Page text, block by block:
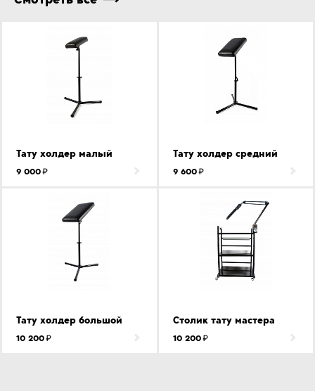
Тату холдер малый
9 000
Тату холдер средний
9 600
Тату холдер большой
10 200
Столик тату мастера
10 200